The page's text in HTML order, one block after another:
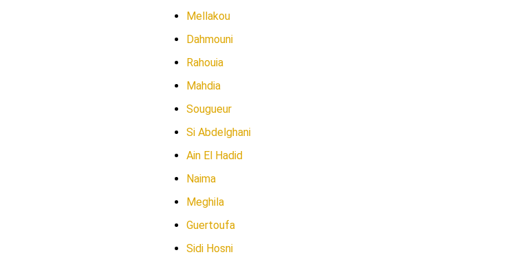
Mellakou
Dahmouni
Rahouia
Mahdia
Sougueur
Si Abdelghani
Ain El Hadid
Naima
Meghila
Guertoufa
Sidi Hosni